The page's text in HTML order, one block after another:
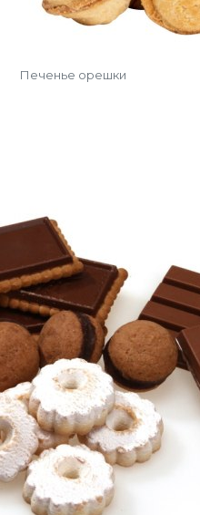
Печенье орешки